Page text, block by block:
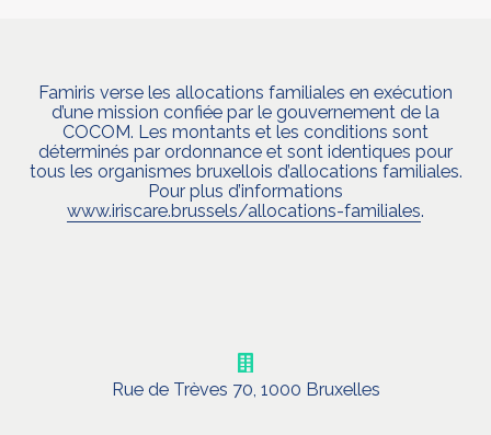
Famiris verse les allocations familiales en exécution
d’une mission confiée par le gouvernement de la
COCOM. Les montants et les conditions sont
déterminés par ordonnance et sont identiques pour
tous les organismes bruxellois d’allocations familiales.
Pour plus d’informations
www.iriscare.brussels/allocations-familiales.
Rue de Trèves 70, 1000 Bruxelles